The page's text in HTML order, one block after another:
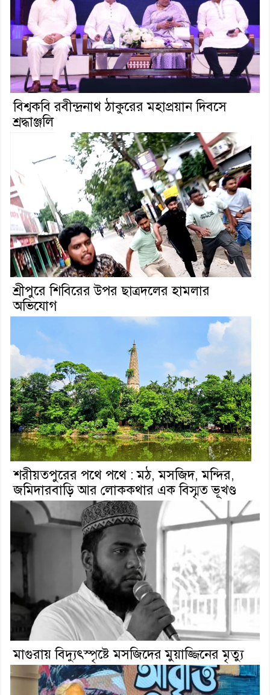
বিশ্বকবি রবীন্দ্রনাথ ঠাকুরের মহাপ্রয়ান দিবসে
শ্রদ্ধাঞ্জলি
শ্রীপুরে শিবিরের উপর ছাত্রদলের হামলার
অভিযোগ
শরীয়তপুরের পথে পথে : মঠ, মসজিদ, মন্দির,
জমিদারবাড়ি আর লোককথার এক বিস্মৃত ভূখণ্ড
মাগুরায় বিদ্যুৎস্পৃষ্টে মসজিদের মুয়াজ্জিনের মৃত্যু